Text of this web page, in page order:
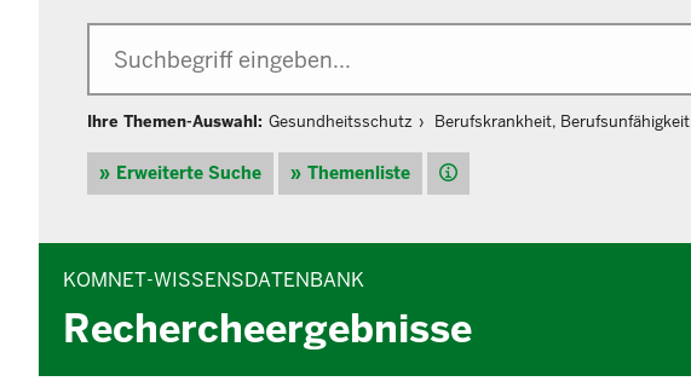
Ihre Themen-Auswahl: Gesundheitsschutz Berufskrankheit, Berufsunfähigkeit
Erweiterte Suche Themenliste Hilfe
KOMNET-WISSENSDATENBANK
Rechercheergebnisse